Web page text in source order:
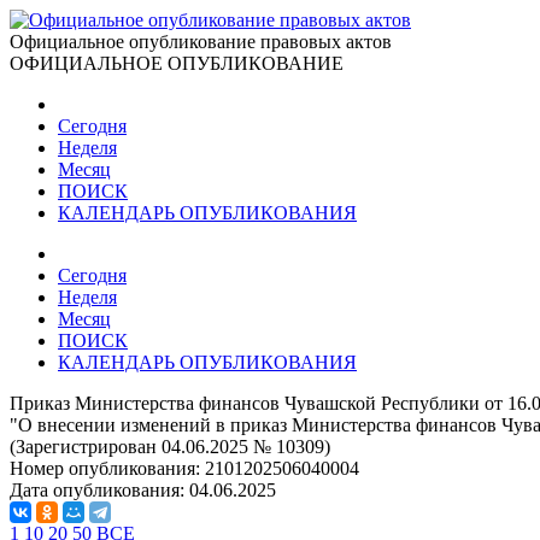
Официальное опубликование правовых актов
ОФИЦИАЛЬНОЕ ОПУБЛИКОВАНИЕ
Сегодня
Неделя
Месяц
ПОИСК
КАЛЕНДАРЬ ОПУБЛИКОВАНИЯ
Сегодня
Неделя
Месяц
ПОИСК
КАЛЕНДАРЬ ОПУБЛИКОВАНИЯ
Приказ Министерства финансов Чувашской Республики от
"О внесении изменений в приказ Министерства финансов
(Зарегистрирован 04.06.2025 № 10309)
Номер опубликования: 2101202506040004
Дата опубликования: 04.06.2025
1 10 20 50 ВСЕ